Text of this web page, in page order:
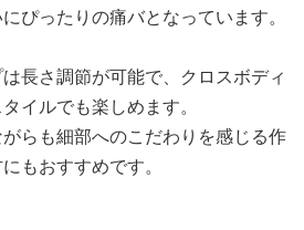
ぴったりの痛バとなっています。
長さ調節が可能で、クロスボディ
イルでも楽しめます。
らも細部へのこだわりを感じる作
もおすすめです。